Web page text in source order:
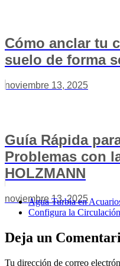
Cómo anclar tu
suelo de forma
noviembre 13, 2025
Guía Rápida
Problemas con
HOLZMANN
noviembre 13, 2025
Agua Turbia en
Configura la
Deja un
Tu dirección de correo